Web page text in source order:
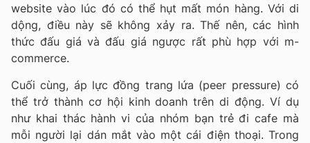
website vào lúc đó có thể hụt mất món hàng. Với di
dộng, điều này sẽ không xảy ra. Thế nên, các hình
thức đấu giá và đấu giá ngược rất phù hợp với m-
commerce.
Cuối cùng, áp lực đồng trang lứa (peer pressure) có
thể trở thành cơ hội kinh doanh trên di động. Ví dụ
như khai thác hành vi của nhóm bạn trẻ đi cafe mà
mỗi người lại dán mắt vào một cái điện thoại. Trong